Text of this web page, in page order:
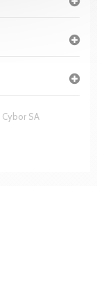
Cybor SA